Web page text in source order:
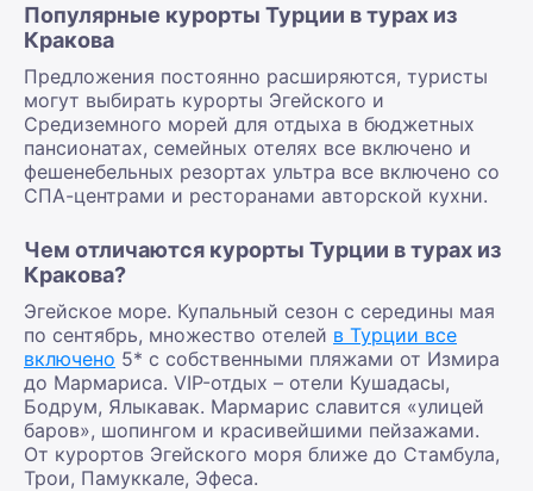
Популярные курорты Турции в турах из
Кракова
Предложения постоянно расширяются, туристы
могут выбирать курорты Эгейского и
Средиземного морей для отдыха в бюджетных
пансионатах, семейных отелях все включено и
фешенебельных резортах ультра все включено со
СПА-центрами и ресторанами авторской кухни.
Чем отличаются курорты Турции в турах из
Кракова?
Эгейское море. Купальный сезон с середины мая
по сентябрь, множество отелей в Турции все
включено 5* с собственными пляжами от Измира
до Мармариса. VIP-отдых – отели Кушадасы,
Бодрум, Ялыкавак. Мармарис славится «улицей
баров», шопингом и красивейшими пейзажами.
От курортов Эгейского моря ближе до Стамбула,
Трои, Памуккале, Эфеса.